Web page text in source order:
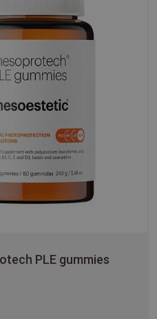
PLE gummies